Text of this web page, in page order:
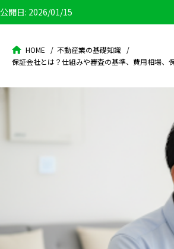
公開日: 2026/01/15
HOME
不動産業の基礎知識
保証会社とは？仕組みや審査の基準、費用相場、